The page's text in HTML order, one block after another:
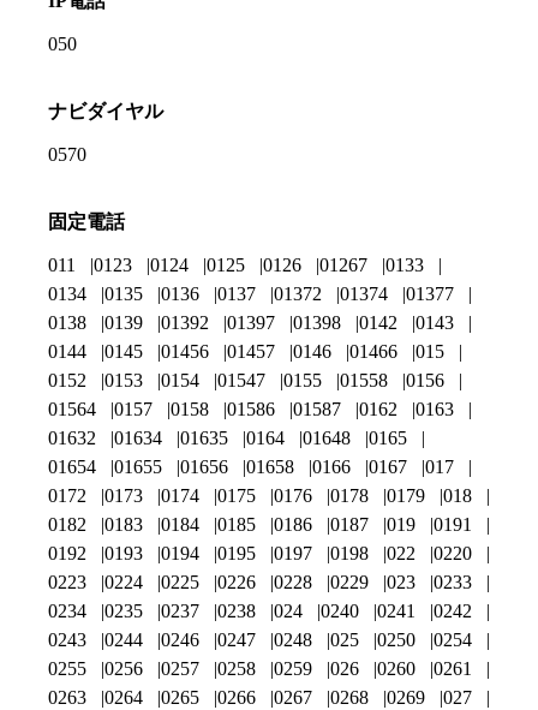
050
ナビダイヤル
0570
固定電話
011 0123 0124 0125 0126 01267
0133
0134
0135 0136 0137 01372 01374
01377
0138
0139 01392 01397 01398 0142
0143
0144
0145 01456 01457 0146 01466
015
0152
0153 0154 01547 0155 01558
0156
01564
0157 0158 01586 01587 0162
0163
01632
01634 01635 0164 01648
0165
01654
01655 01656 01658 0166 0167
017
0172
0173 0174 0175 0176 0178 0179
018
0182
0183 0184 0185 0186 0187 019
0191
0192
0193 0194 0195 0197 0198 022
0220
0223
0224 0225 0226 0228 0229 023
0233
0234
0235 0237 0238 024 0240 0241
0242
0243
0244 0246 0247 0248 025 0250
0254
0255
0256 0257 0258 0259 026 0260
0261
0263
0264 0265 0266 0267 0268 0269 027